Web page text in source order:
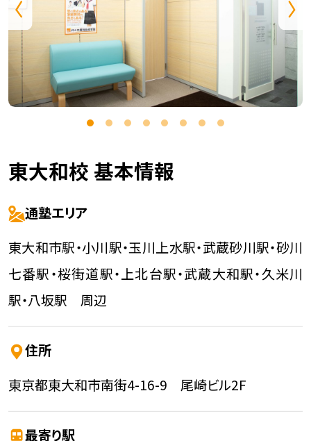
東大和校 基本情報
通塾エリア
東大和市駅・小川駅・玉川上水駅・武蔵砂川駅・砂川
七番駅・桜街道駅・上北台駅・武蔵大和駅・久米川
駅・八坂駅 周辺
住所
東京都東大和市南街4-16-9 尾崎ビル2F
最寄り駅